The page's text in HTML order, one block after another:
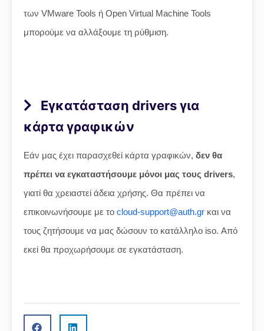
των VMware Tools ή Open Virtual Machine Tools
μπορούμε να αλλάξουμε τη ρύθμιση.
Εγκατάσταση drivers για
κάρτα γραφικών
Εάν μας έχει παρασχεθεί κάρτα γραφικών, δεν θα
πρέπει να εγκαταστήσουμε μόνοι μας τους drivers,
γιατί θα χρειαστεί άδεια χρήσης. Θα πρέπει να
επικοινωνήσουμε με το cloud-support@auth.gr και να
τους ζητήσουμε να μας δώσουν το κατάλληλο iso. Από
εκεί θα προχωρήσουμε σε εγκατάσταση.